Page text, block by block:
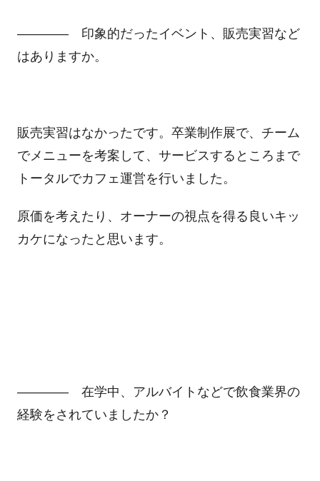
―――― 印象的だったイベント、販売実習など
はありますか。
販売実習はなかったです。卒業制作展で、チーム
でメニューを考案して、サービスするところまで
トータルでカフェ運営を行いました。
原価を考えたり、オーナーの視点を得る良いキッ
カケになったと思います。
―――― 在学中、アルバイトなどで飲食業界の
経験をされていましたか？